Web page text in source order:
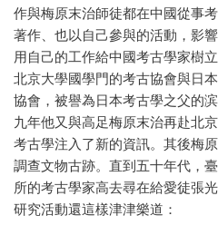
作與梅原末治師徒都在中國從事
著作、也以自己參與的活動，影
用自己的工作給中國考古學家樹
北京大學國學門的考古協會與日
協會，被譽為日本考古學之父的
九年他又與高足梅原末治再赴北
考古學注入了新的資訊。其後梅
調查文物古跡。直到五十年代，
所的考古學家高去尋在給愛徒張
研究活動還這樣津津樂道：